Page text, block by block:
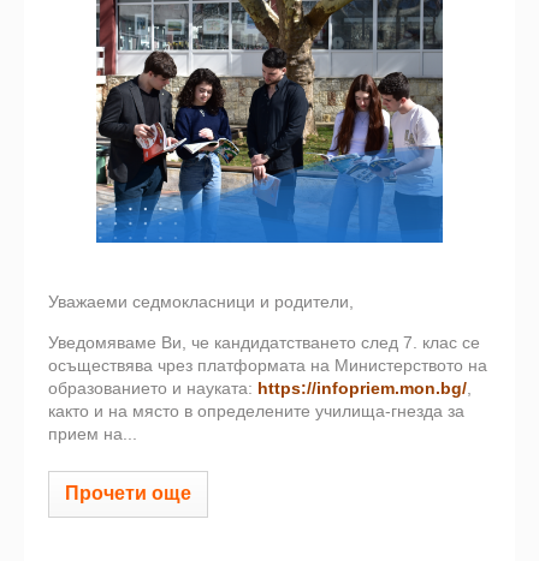
Уважаеми седмокласници и родители,
Уведомяваме Ви, че кандидатстването след 7. клас се
осъществява чрез платформата на Министерството на
образованието и науката: https://infopriem.mon.bg/
както и на място в определените училища-гнезда за
прием на...
Прочети още